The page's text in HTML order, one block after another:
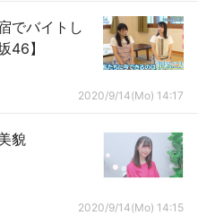
でバイトし
46】
2020/9/14(Mo) 14:17
貌
2020/9/14(Mo) 14:15